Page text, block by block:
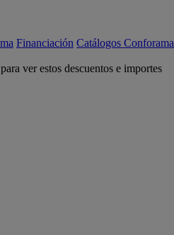
Financiación Catálogos Conforama
ver estos descuentos e importes